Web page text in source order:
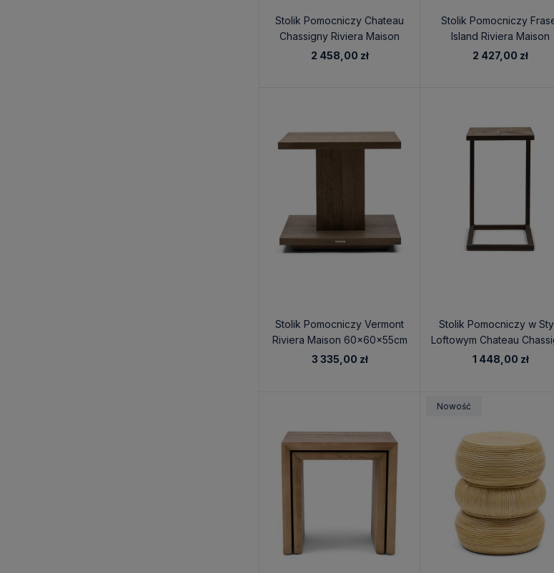
Stolik Pomocniczy Chateau
Chassigny Riviera Maison
60x60x50cm
2 458,00 zł
Stolik Pomocniczy
Island Riviera Maison
55x55x55cm
2 427,00 zł
Stolik Pomocniczy Vermont
Riviera Maison 60x60x55cm
3 335,00 zł
Stolik Pomocniczy w
Loftowym Chateau
Riviera Maison
1 448,00 zł
Nowość